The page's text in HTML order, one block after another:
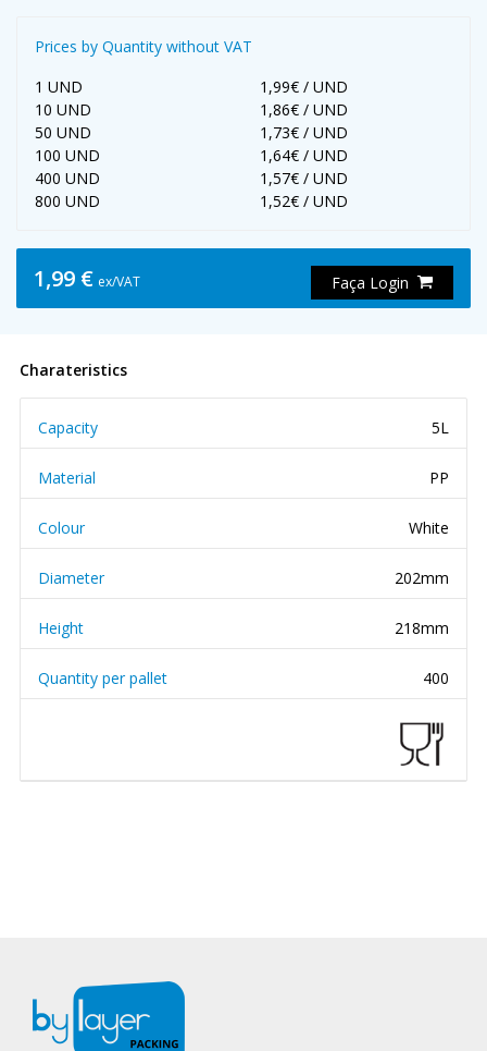
Prices by Quantity without VAT
1 UND
1,99€ / UND
10 UND
1,86€ / UND
50 UND
1,73€ / UND
100 UND
1,64€ / UND
400 UND
1,57€ / UND
800 UND
1,52€ / UND
1,99 € ex/VAT Faça Login
Charateristics
Capacity 5L
Material PP
Colour White
Diameter 202mm
Height 218mm
Quantity per pallet 400